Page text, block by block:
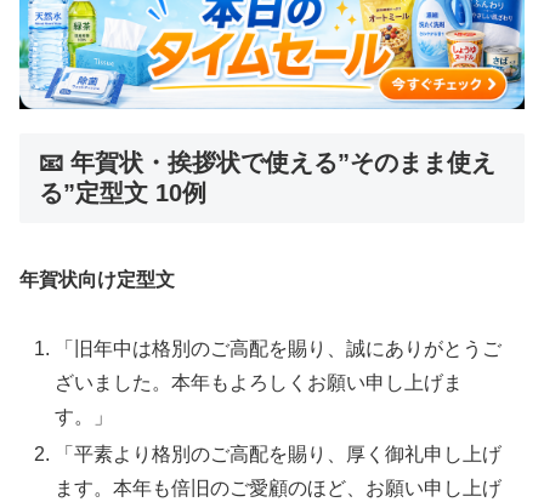
📧 年賀状・挨拶状で使える”そのまま使え
る”定型文 10例
年賀状向け定型文
「旧年中は格別のご高配を賜り、誠にありがとうご
ざいました。本年もよろしくお願い申し上げま
す。」
「平素より格別のご高配を賜り、厚く御礼申し上げ
ます。本年も倍旧のご愛顧のほど、お願い申し上げ